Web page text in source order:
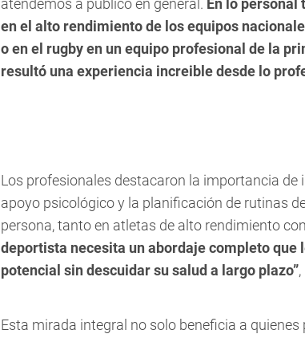
atendemos a público en general. En lo personal
en el alto rendimiento de los equipos
o en el rugby en un equipo profesional de la
resultó una experiencia increible desde lo
Los profesionales destacaron la importancia de
apoyo psicológico y la planificación de rutinas
persona, tanto en atletas de alto rendimiento
deportista necesita un abordaje completo
potencial sin descuidar su salud a largo plazo”
Esta mirada integral no solo beneficia a